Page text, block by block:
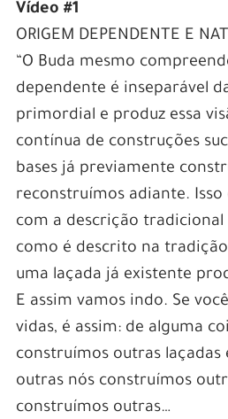
Vídeo #1
ORIGEM DEPENDENTE E
“O Buda mesmo
dependente é inseparável
primordial e produz essa
contínua de construções
bases já previamente
reconstruímos adiante.
com a descrição tradicional
como é descrito na
uma laçada já existente
E assim vamos indo. Se
vidas, é assim: de alguma
construímos outras laçadas
outras nós construímos
construímos outras…